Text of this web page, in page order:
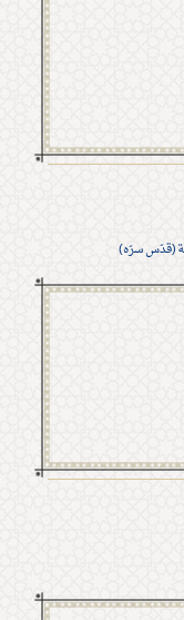
(قدّس سرّه)